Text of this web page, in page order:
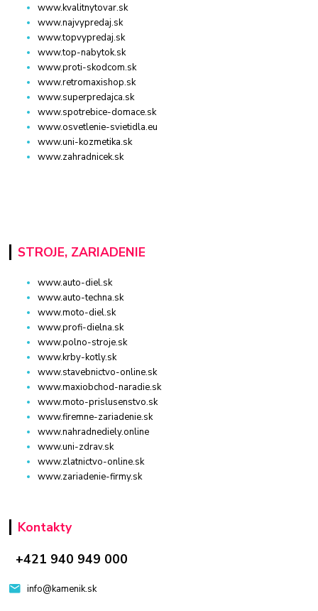
www.kvalitnytovar.sk
www.najvypredaj.sk
www.topvypredaj.sk
www.top-nabytok.sk
www.proti-skodcom.sk
www.retromaxishop.sk
www.superpredajca.sk
www.spotrebice-domace.sk
www.osvetlenie-svietidla.eu
www.uni-kozmetika.sk
www.zahradnicek.sk
STROJE, ZARIADENIE
www.auto-diel.sk
www.auto-techna.sk
www.moto-diel.sk
www.profi-dielna.sk
www.polno-stroje.sk
www.krby-kotly.sk
www.stavebnictvo-online.sk
www.maxiobchod-naradie.sk
www.moto-prislusenstvo.sk
www.firemne-zariadenie.sk
www.nahradnediely.online
www.uni-zdrav.sk
www.zlatnictvo-online.sk
www.zariadenie-firmy.sk
Kontakty
+421 940 949 000
info@kamenik.sk